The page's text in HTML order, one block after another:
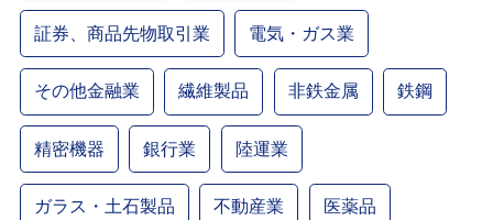
証券、商品先物取引業 電気・ガス業
その他金融業 繊維製品 非鉄金属 鉄鋼
精密機器 銀行業 陸運業
ガラス・土石製品 不動産業 医薬品